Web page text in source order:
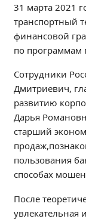
АБИТУРИЕНТУ
Опрос по
Информация
Независимая
Обращения
Контакты
Учебно-
Центр
31 марта 2021
транспортный
финансовой
по программам
Сотрудники
Дмитриевич,
развитию
Дарья
старший
пользования
способах
После